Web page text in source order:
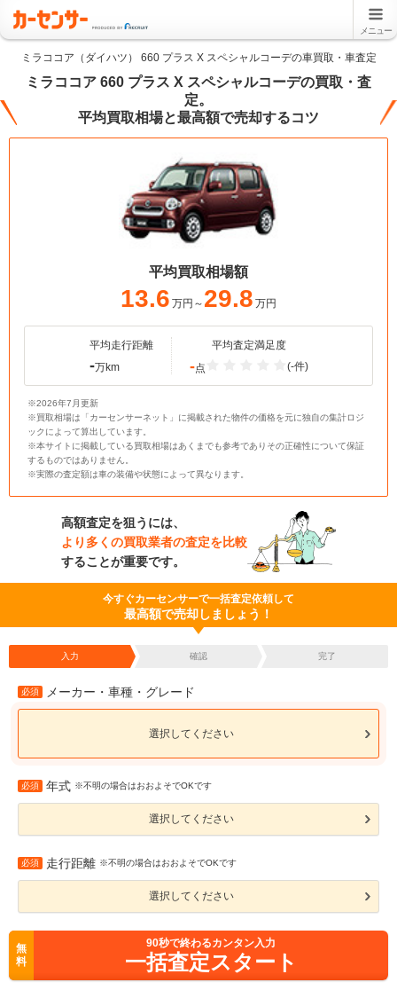
メニュー
ミラココア（ダイハツ） 660 プラス X スペシャルコーデの車買取・車査定
ミラココア 660 プラス X スペシャルコーデの買取・査
定。
平均買取相場と最高額で売却するコツ
平均買取相場額
13.6 万円～ 29.8 万円
平均走行距離
-万km
平均査定満足度
-点 (-件)
※2026年7月更新
※買取相場は「カーセンサーネット」に掲載された物件の価格を元に独自の集計ロジ
ックによって算出しています。
※本サイトに掲載している買取相場はあくまでも参考でありその正確性について保証
するものではありません。
※実際の査定額は車の装備や状態によって異なります。
高額査定を狙うには、
より多くの買取業者の査定を比較
することが重要です。
今すぐカーセンサーで一括査定依頼して
最高額で売却しましょう！
入力 確認 完了
必須 メーカー・車種・グレード
選択してください
必須 年式 ※不明の場合はおおよそでOKです
選択してください
必須 走行距離 ※不明の場合はおおよそでOKです
選択してください
無
料
90秒で終わるカンタン入力
一括査定スタート